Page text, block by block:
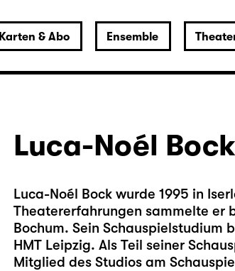
Karten & Abo Ensemble
Luca-Noél Bock
Luca-Noél Bock wurde 1995 in
Theatererfahrungen sammelte er
Bochum. Sein Schauspielstudium
HMT Leipzig. Als Teil seiner
Mitglied des Studios am